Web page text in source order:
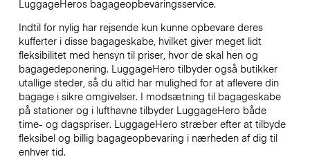
LuggageHeros bagageopbevaringsservice.
Indtil for nylig har rejsende kun kunne opbevare deres
kufferter i disse bagageskabe, hvilket giver meget lidt
fleksibilitet med hensyn til priser, hvor de skal hen og
bagagedeponering. LuggageHero tilbyder også butikker
utallige steder, så du altid har mulighed for at aflevere din
bagage i sikre omgivelser. I modsætning til bagageskabe
på stationer og i lufthavne tilbyder LuggageHero både
time- og dagspriser. LuggageHero stræber efter at tilbyde
fleksibel og billig bagageopbevaring i nærheden af dig til
enhver tid.